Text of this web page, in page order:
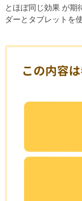
とほぼ同じ効果 が期
ダーとタブレットを
この内容